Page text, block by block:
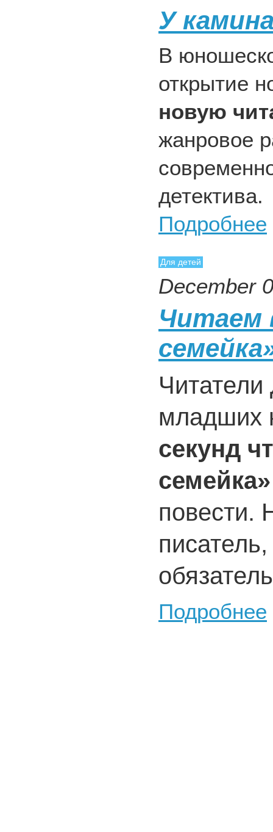
У
В
открытие
новую
жанровое
детектива.
Подробнее
Для детей
December
Читаем
Читатели
младших
секунд
семейка»
повести.
Подробнее